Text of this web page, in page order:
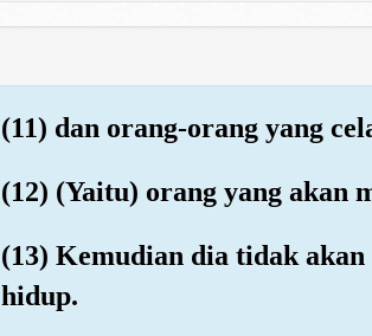
(11) dan orang-orang yang
(12) (Yaitu) orang yang akan
(13) Kemudian dia tidak
hidup.